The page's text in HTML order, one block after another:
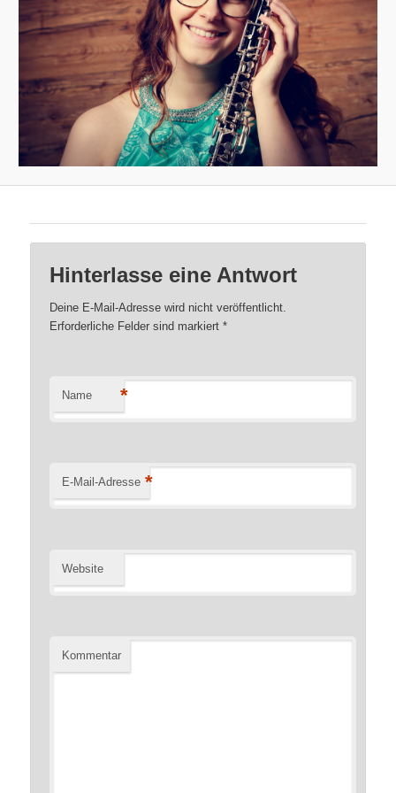
Hinterlasse eine Antwort
Deine E-Mail-Adresse wird nicht veröffentlicht.
Erforderliche Felder sind markiert*
Name *
E-Mail-Adresse *
Website
Kommentar